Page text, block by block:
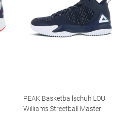
PEAK Basketballschuh LOU
Williams Streetball Master